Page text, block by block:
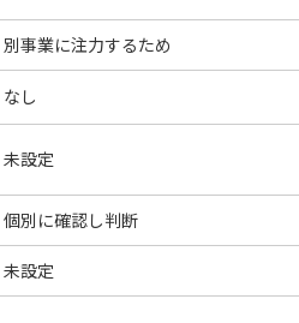
別事業に注力するため
なし
未設定
個別に確認し判断
未設定